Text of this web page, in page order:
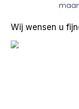
Wij wensen u